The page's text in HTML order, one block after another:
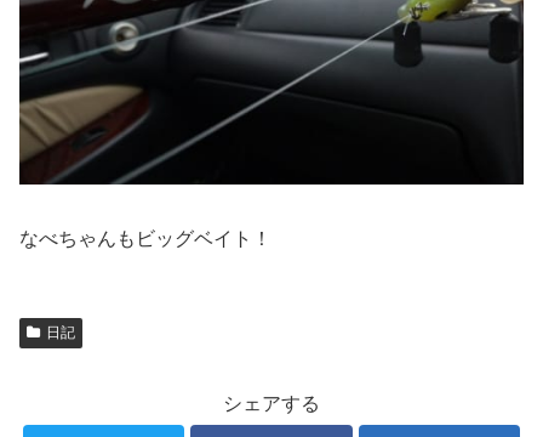
なべちゃんもビッグベイト！
日記
シェアする